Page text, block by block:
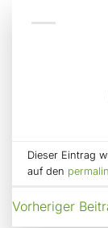
Dieser Eintrag
auf den
Vorheriger